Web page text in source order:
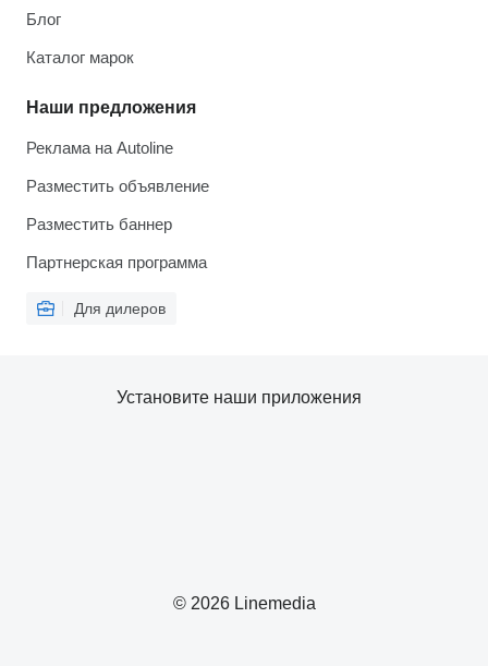
Блог
Каталог марок
Наши предложения
Реклама на Autoline
Разместить объявление
Разместить баннер
Партнерская программа
Для дилеров
© 2026 Linemedia
Установите наши приложения